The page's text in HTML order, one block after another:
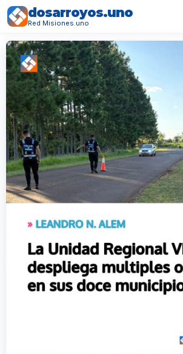
dosarroyos.uno
Red Misiones.uno